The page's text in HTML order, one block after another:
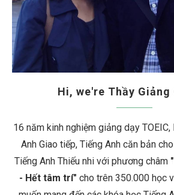
Hi, we're Thầy Giảng
16 năm kinh nghiệm giảng dạy TOEIC,
Anh Giao tiếp, Tiếng Anh căn bản
Tiếng Anh Thiếu nhi với phương châm
- Hết tâm trí" cho trên 350.000 học